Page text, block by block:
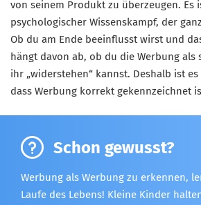
von seinem Produkt zu überzeugen. Es
psychologischer Wissenskampf, der
Ob du am Ende beeinflusst wirst und
hängt davon ab, ob du die Werbung als
ihr „widerstehen“ kannst. Deshalb ist
dass Werbung korrekt gekennzeichnet
Schon gewusst?
Werbung als Werbung zu erkennen,
Laufe des Lebens! Kleine Kinder